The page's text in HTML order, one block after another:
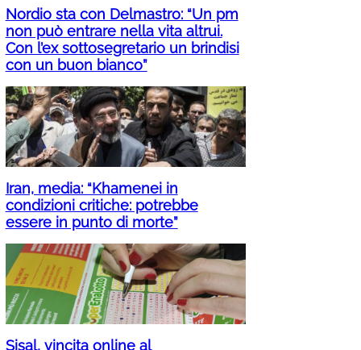
Nordio sta con Delmastro: “Un pm
non può entrare nella vita altrui.
Con l’ex sottosegretario un brindisi
con un buon bianco”
Iran, media: “Khamenei in
condizioni critiche: potrebbe
essere in punto di morte”
Sisal, vincita online al